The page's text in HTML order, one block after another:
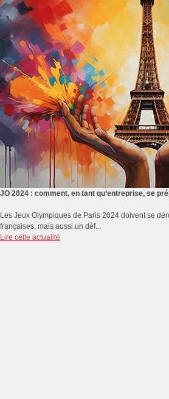
JO 2024 : comment, en tant qu’entreprise, se
Les Jeux Olympiques de Paris 2024 doivent se
françaises, mais aussi un déf...
Lire cette actualité